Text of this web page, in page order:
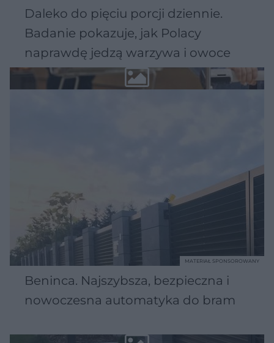
Daleko do pięciu porcji dziennie.
Badanie pokazuje, jak Polacy
naprawdę jedzą warzywa i owoce
Beninca. Najszybsza, bezpieczna i
nowoczesna automatyka do bram
MATERIAŁ SPONSOROWANY